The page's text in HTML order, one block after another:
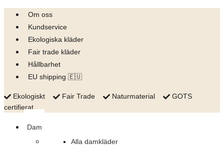
Skip
content
Om oss
Kundservice
Ekologiska kläder
Fair trade kläder
Hållbarhet
EU shipping 🇪🇺
Ekologiskt Fair Trade Naturmaterial
GOTS
certifierat
Dam
Alla damkläder